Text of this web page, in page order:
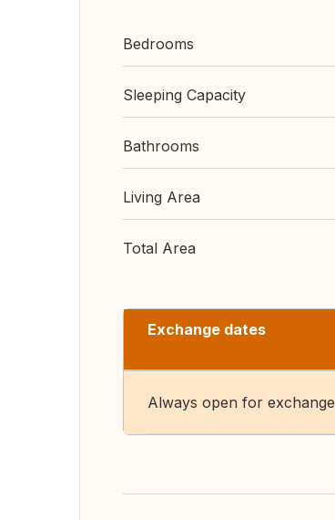
Bedrooms
Sleeping Capacity
Bathrooms
Living Area
Total Area
Exchange dates
Always open for exchange